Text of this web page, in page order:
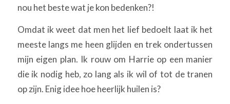
nou het beste wat je kon bedenken?!
Omdat ik weet dat men het lief bedoelt laat ik het
meeste langs me heen glijden en trek ondertussen
mijn eigen plan. Ik rouw om Harrie op een manier
die ik nodig heb, zo lang als ik wil of tot de tranen
op zijn. Enig idee hoe heerlijk huilen is?